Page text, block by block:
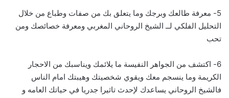
5- معرفة طالعك وبرجك وما يتعلق بك من صفات وطباع من خلال
التحليل الفلكي لــ الشيخ الروحاني المغربي ومعرفة خصائصك ومن
تحب
6- اكتشف من الجواهر النفيسة ما يلائمك ويناسبك من الاحجار
الكريمة وما ينسجم معك ويقوي شخصيتك وهيبتك امام الناس
فالشيخ الروحاني يساعدك لإحدث تاثيرا جدريا في حياتك العامه و